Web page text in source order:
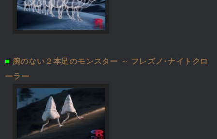
■ 腕のない２本足のモンスター ～ フレズノ･ナイトクロ
ーラー